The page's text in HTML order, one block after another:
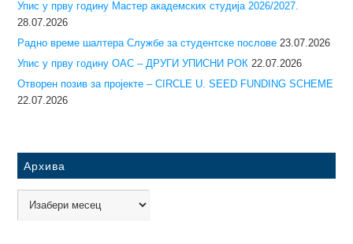
Упис у прву годину Mастер академских студија 2026/2027.
28.07.2026
Радно време шалтера Службе за студентске послове 23.07.2026
Упис у прву годину ОАС – ДРУГИ УПИСНИ РОК 22.07.2026
Отворен позив за пројекте – CIRCLE U. SEED FUNDING SCHEME
22.07.2026
Архива